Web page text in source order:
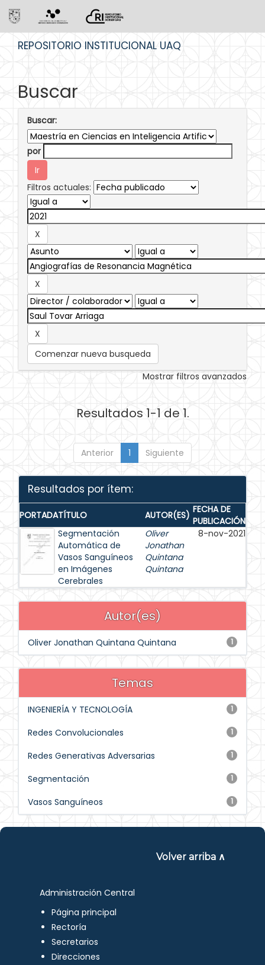
REPOSITORIO INSTITUCIONAL UAQ
Buscar
Buscar:
por
Filtros actuales:
Comenzar nueva busqueda
Mostrar filtros avanzados
Resultados 1-1 de 1.
Anterior 1 Siguiente
Resultados por ítem:
PORTADATÍTULO AUTOR(ES) FECHA DE
PUBLICACIÓN
Segmentación
Automática de
Vasos Sanguíneos
en Imágenes
Cerebrales
Oliver
Jonathan
Quintana
Quintana
8-nov-2021
Autor(es)
1
Oliver Jonathan Quintana Quintana
Temas
1
INGENIERÍA Y TECNOLOGÍA
1
Redes Convolucionales
1
Redes Generativas Adversarias
1
Segmentación
1
Vasos Sanguíneos
Volver arriba ∧
Administración Central
Página principal
Rectoría
Secretarios
Direcciones